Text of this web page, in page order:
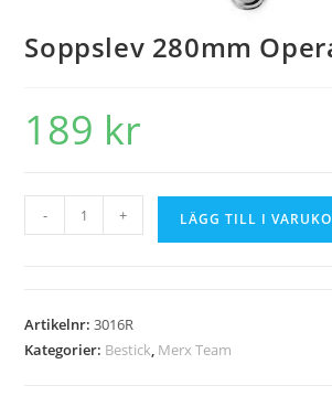
Soppslev 280mm
189 kr
- + LÄGG TILL I
Artikelnr:3016R
Kategorier: Bestick, Merx Team